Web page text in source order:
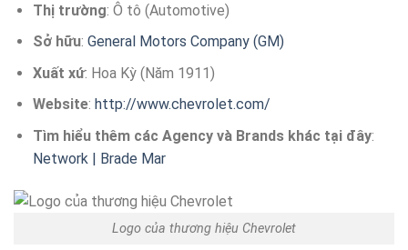
Thị trường: Ô tô (Automotive)
Sở hữu: General Motors Company (GM)
Xuất xứ: Hoa Kỳ (Năm 1911)
Website: http://www.chevrolet.com/
Tìm hiểu thêm các Agency và Brands khác tại đây:
Network | Brade Mar
Logo của thương hiệu Chevrolet